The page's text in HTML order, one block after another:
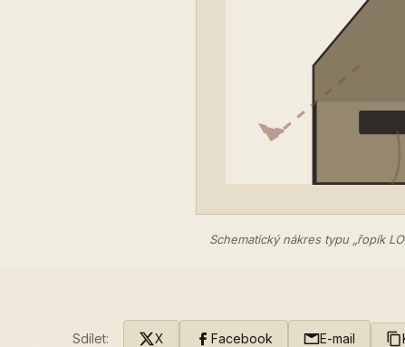
Schematický nákres typu „řopík
Sdílet: X Facebook E-mail